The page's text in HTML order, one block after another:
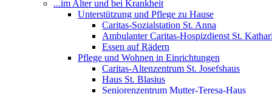
...im Alter und bei Krankheit
Unterstützung und Pflege zu Hause
Caritas-Sozialstation St. Anna
Ambulanter Caritas-Hospizdienst St.
Essen auf Rädern
Pflege und Wohnen in Einrichtungen
Caritas-Altenzentrum St. Josefshaus
Haus St. Blasius
Seniorenzentrum Mutter-Teresa-Haus